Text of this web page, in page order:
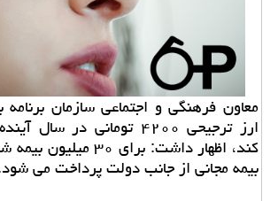
معاون فرهنگی و اجتماعی سازمان برنامه
ارز ترجیحی ۴۲۰۰ تومانی در
کند، اظهار داشت: برای
بیمه مجانی از جانب دولت پرداخت می